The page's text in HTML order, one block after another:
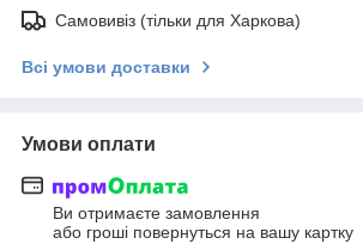
Самовивіз (тільки для Харкова)
Всі умови доставки
Умови оплати
Ви отримаєте замовлення
або гроші повернуться на вашу картку